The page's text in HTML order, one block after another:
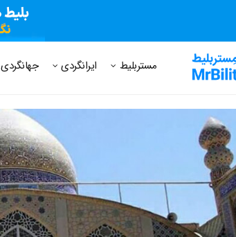
مجله مستر بلیط پرسش های متداول
مستربلیط ایرانگردی جهانگردی